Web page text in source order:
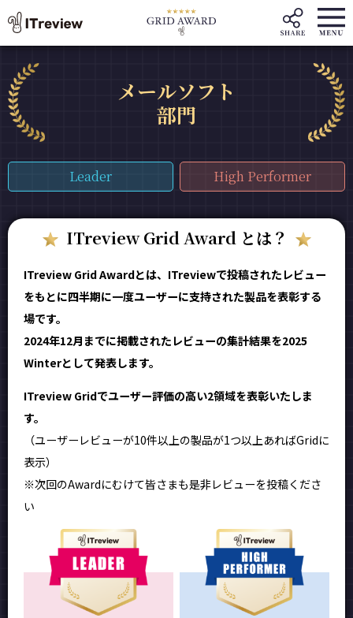
メールソフト
部門
Leader High Performer
ITreview Grid Award とは？
ITreview Grid Awardとは、ITreviewで投稿されたレビュー
をもとに四半期に一度ユーザーに支持された製品を表彰する
場です。
2024年12月までに掲載されたレビューの集計結果を2025
Winterとして発表します。
ITreview Gridでユーザー評価の高い2領域を表彰いたしま
す。
（ユーザーレビューが10件以上の製品が1つ以上あればGridに
表示）
※次回のAwardにむけて皆さまも是非レビューを投稿くださ
い